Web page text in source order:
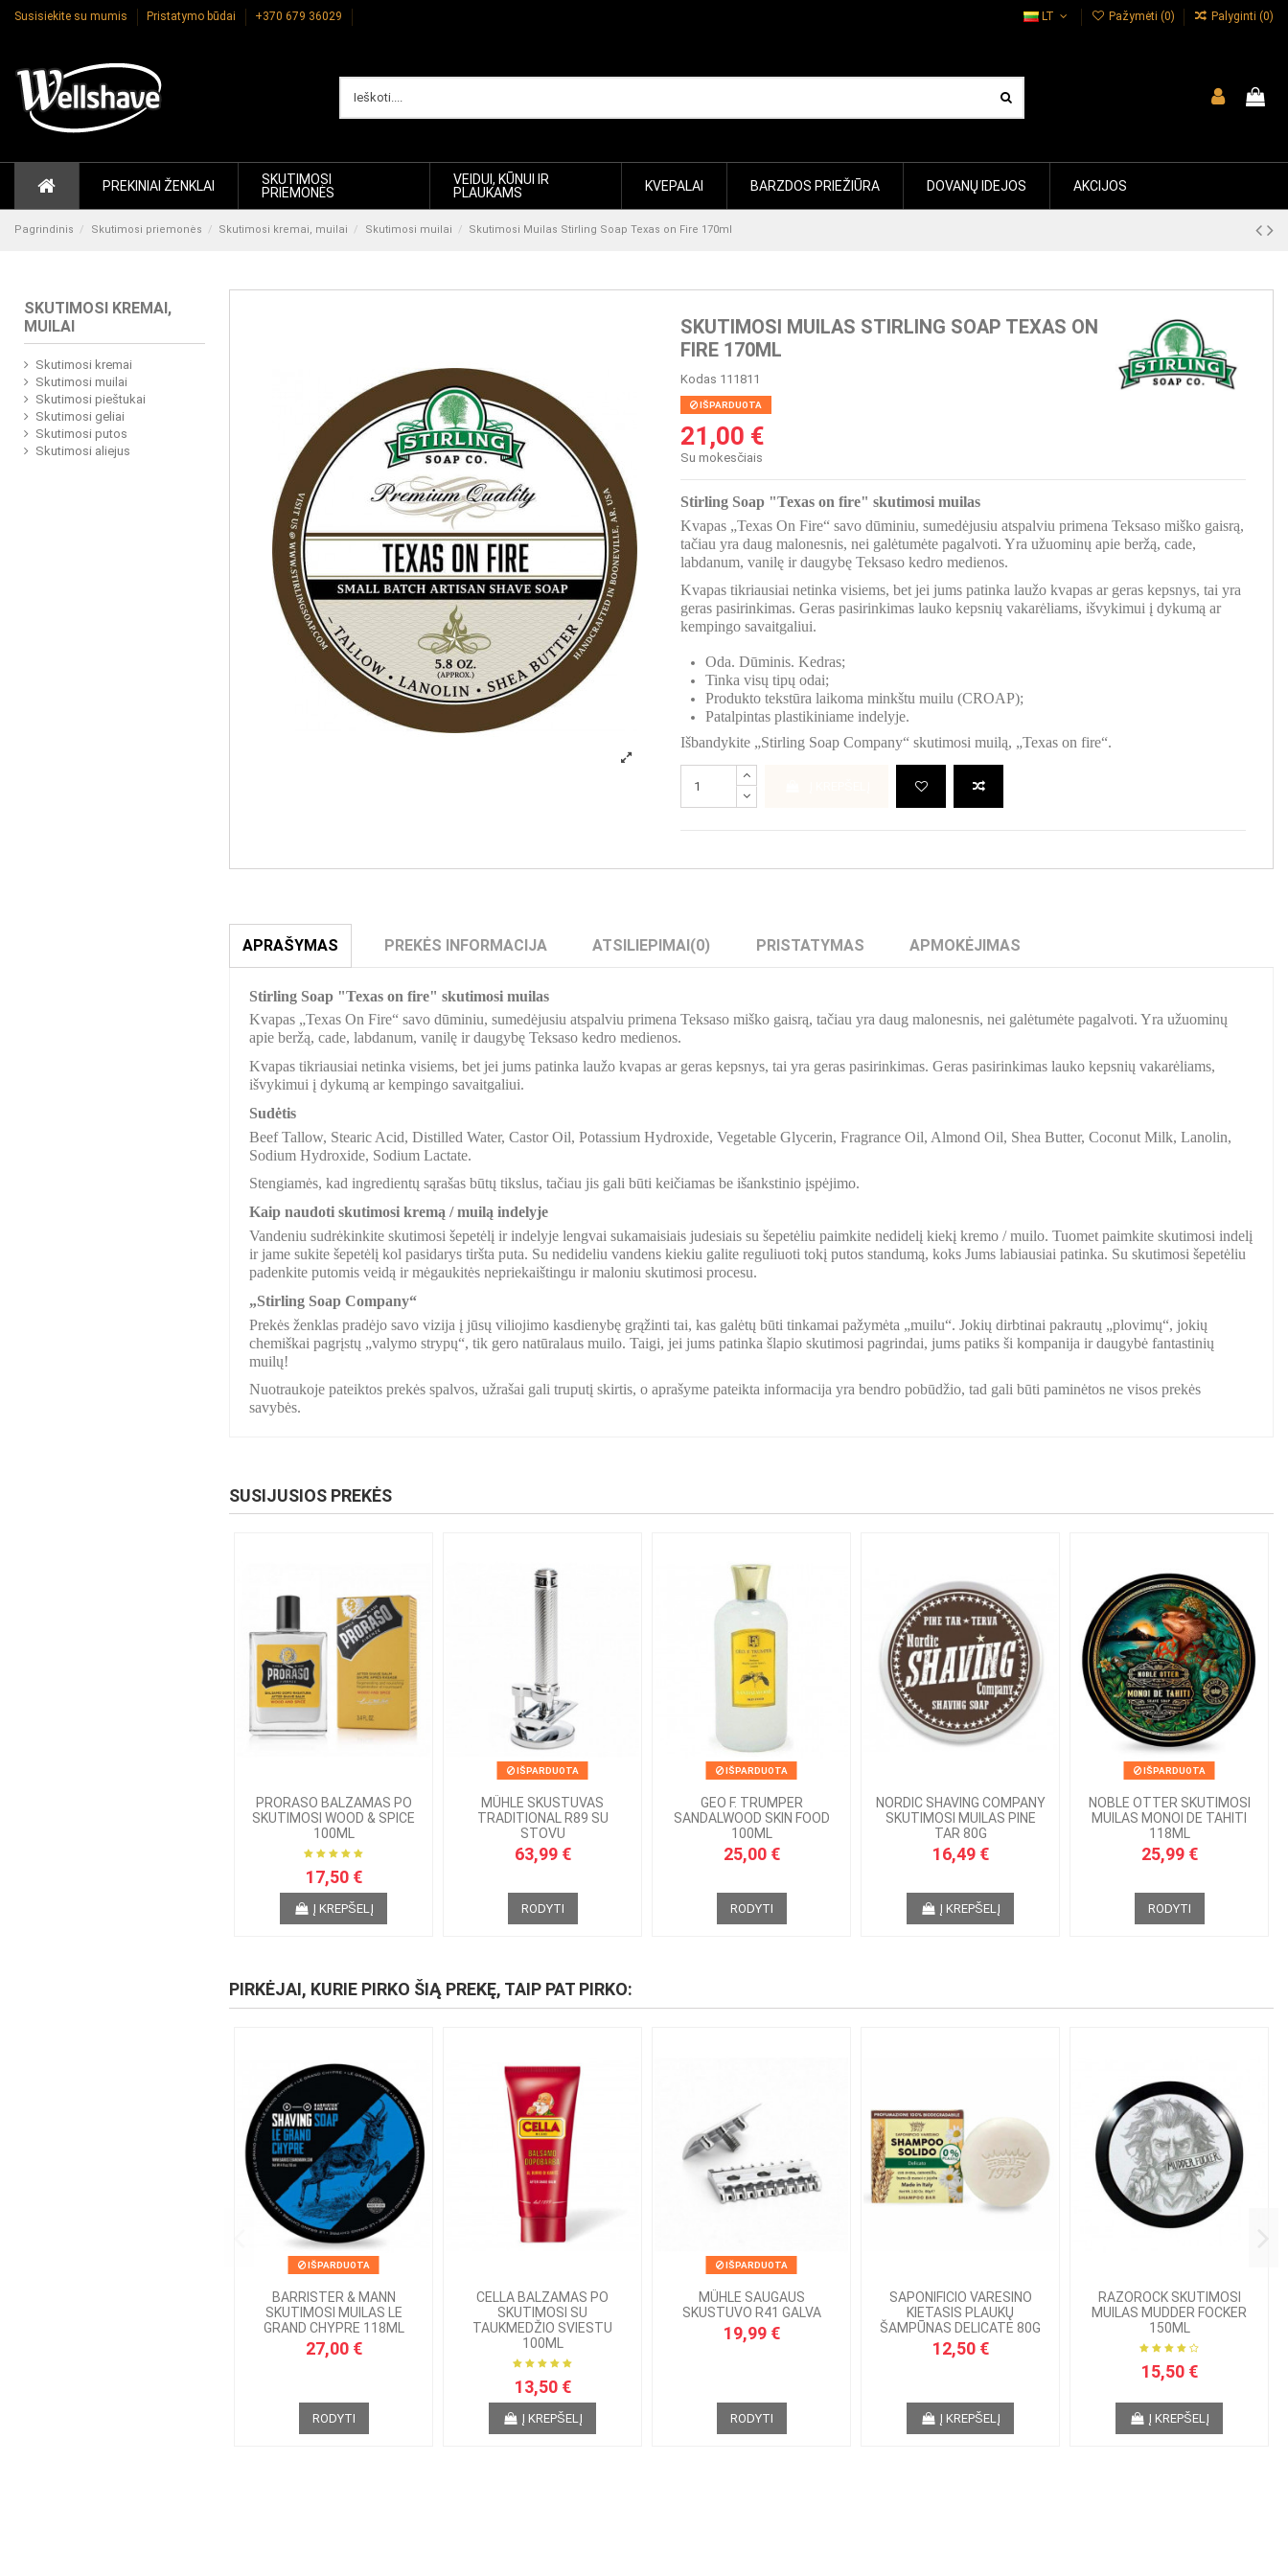
Susisiekite su mumis Pristatymo būdai +370 679 36029 LT Pažymėti (0) Palyginti (0)
PREKINIAI ŽENKLAI
SKUTIMOSI
PRIEMONĖS
VEIDUI, KŪNUI IR
PLAUKAMS
KVEPALAI BARZDOS PRIEŽIŪRA DOVANŲ IDEJOS AKCIJOS
Pagrindinis Skutimosi priemonės Skutimosi kremai, muilai Skutimosi muilai Skutimosi Muilas Stirling Soap Texas on Fire 170ml
SKUTIMOSI MUILAS STIRLING SOAP TEXAS ON
FIRE 170ML
Kodas 111811
IŠPARDUOTA
21,00 €
Su mokesčiais
Stirling Soap "Texas on fire" skutimosi muilas
Kvapas „Texas On Fire“ savo dūminiu, sumedėjusiu atspalviu primena Teksaso miško gaisrą,
tačiau yra daug malonesnis, nei galėtumėte pagalvoti. Yra užuominų apie beržą, cade,
labdanum, vanilę ir daugybę Teksaso kedro medienos.
Kvapas tikriausiai netinka visiems, bet jei jums patinka laužo kvapas ar geras kepsnys, tai yra
geras pasirinkimas. Geras pasirinkimas lauko kepsnių vakarėliams, išvykimui į dykumą ar
kempingo savaitgaliui.
Oda. Dūminis. Kedras;
Tinka visų tipų odai;
Produkto tekstūra laikoma minkštu muilu (CROAP);
Patalpintas plastikiniame indelyje.
Išbandykite „Stirling Soap Company“ skutimosi muilą, „Texas on fire“.
APRAŠYMAS PREKĖS INFORMACIJA ATSILIEPIMAI (0) PRISTATYMAS APMOKĖJIMAS
Stirling Soap "Texas on fire" skutimosi muilas
Kvapas „Texas On Fire“ savo dūminiu, sumedėjusiu atspalviu primena Teksaso miško gaisrą, tačiau yra daug malonesnis, nei galėtumėte pagalvoti. Yra užuominų
apie beržą, cade, labdanum, vanilę ir daugybę Teksaso kedro medienos.
Kvapas tikriausiai netinka visiems, bet jei jums patinka laužo kvapas ar geras kepsnys, tai yra geras pasirinkimas. Geras pasirinkimas lauko kepsnių vakarėliams,
išvykimui į dykumą ar kempingo savaitgaliui.
Sudėtis
Beef Tallow, Stearic Acid, Distilled Water, Castor Oil, Potassium Hydroxide, Vegetable Glycerin, Fragrance Oil, Almond Oil, Shea Butter, Coconut Milk, Lanolin,
Sodium Hydroxide, Sodium Lactate.
Stengiamės, kad ingredientų sąrašas būtų tikslus, tačiau jis gali būti keičiamas be išankstinio įspėjimo.
Kaip naudoti skutimosi kremą / muilą indelyje
Vandeniu sudrėkinkite skutimosi šepetėlį ir indelyje lengvai sukamaisiais judesiais su šepetėliu paimkite nedidelį kiekį kremo / muilo. Tuomet paimkite skutimosi indelį
ir jame sukite šepetėlį kol pasidarys tiršta puta. Su nedideliu vandens kiekiu galite reguliuoti tokį putos standumą, koks Jums labiausiai patinka. Su skutimosi šepetėliu
padenkite putomis veidą ir mėgaukitės nepriekaištingu ir maloniu skutimosi procesu.
„Stirling Soap Company“
Prekės ženklas pradėjo savo vizija į jūsų viliojimo kasdienybę grąžinti tai, kas galėtų būti tinkamai pažymėta „muilu“. Jokių dirbtinai pakrautų „plovimų“, jokių
chemiškai pagrįstų „valymo strypų“, tik gero natūralaus muilo. Taigi, jei jums patinka šlapio skutimosi pagrindai, jums patiks ši kompanija ir daugybė fantastinių
muilų!
Nuotraukoje pateiktos prekės spalvos, užrašai gali truputį skirtis, o aprašyme pateikta informacija yra bendro pobūdžio, tad gali būti paminėtos ne visos prekės
savybės.
SUSIJUSIOS PREKĖS
PRORASO BALZAMAS PO
SKUTIMOSI WOOD & SPICE
100ML
17,50 €
Į KREPŠELĮ
IŠPARDUOTA
MÜHLE SKUSTUVAS
TRADITIONAL R89 SU
STOVU
63,99 €
RODYTI
IŠPARDUOTA
GEO F. TRUMPER
SANDALWOOD SKIN FOOD
100ML
25,00 €
RODYTI
NORDIC SHAVING COMPANY
SKUTIMOSI MUILAS PINE
TAR 80G
16,49 €
Į KREPŠELĮ
IŠPARDUOTA
NOBLE OTTER SKUTIMOSI
MUILAS MONOI DE TAHITI
118ML
25,99 €
RODYTI
PIRKĖJAI, KURIE PIRKO ŠIĄ PREKĘ, TAIP PAT PIRKO:
IŠPARDUOTA
BARRISTER & MANN
SKUTIMOSI MUILAS LE
GRAND CHYPRE 118ML
27,00 €
RODYTI
CELLA BALZAMAS PO
SKUTIMOSI SU
TAUKMEDŽIO SVIESTU
100ML
13,50 €
Į KREPŠELĮ
IŠPARDUOTA
MÜHLE SAUGAUS
SKUSTUVO R41 GALVA
19,99 €
RODYTI
SAPONIFICIO VARESINO
KIETASIS PLAUKŲ
ŠAMPŪNAS DELICATE 80G
12,50 €
Į KREPŠELĮ
RAZOROCK SKUTIMOSI
MUILAS MUDDER FOCKER
150ML
15,50 €
Į KREPŠELĮ
SKUTIMOSI KREMAI,
MUILAI
Skutimosi kremai
Skutimosi muilai
Skutimosi pieštukai
Skutimosi geliai
Skutimosi putos
Skutimosi aliejus